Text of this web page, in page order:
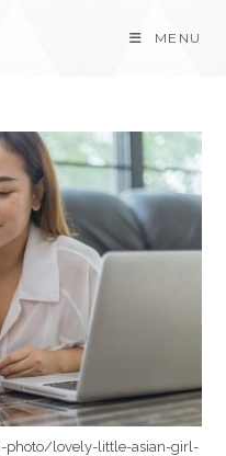
MENU
lovely-little-asian-girl-